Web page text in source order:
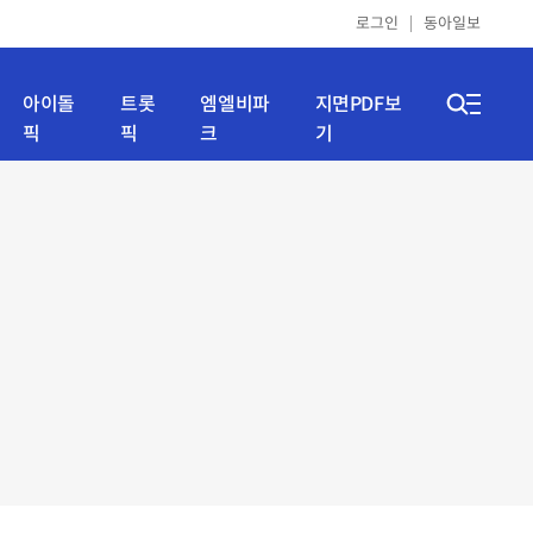
로그인 동아일보
아이돌
픽
트롯
픽
엠엘비파
크
지면PDF보
기